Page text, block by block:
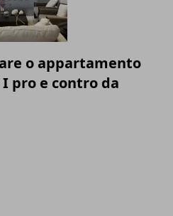
o appartamento
I pro e contro da